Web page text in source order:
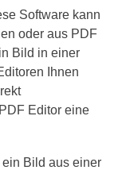
Software kann
oder aus PDF
Bild in einer
Ihnen
Editor eine
ein Bild aus einer